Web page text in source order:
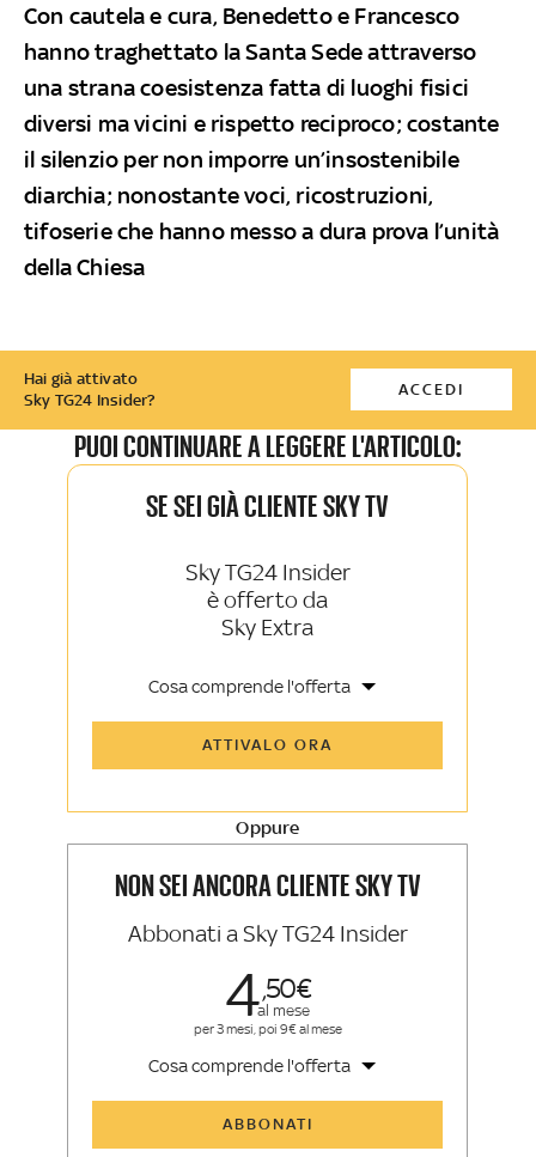
Con cautela e cura, Benedetto e Francesco
hanno traghettato la Santa Sede attraverso
una strana coesistenza fatta di luoghi fisici
diversi ma vicini e rispetto reciproco; costante
il silenzio per non imporre un’insostenibile
diarchia; nonostante voci, ricostruzioni,
tifoserie che hanno messo a dura prova l’unità
della Chiesa
Hai già attivato
Sky TG24 Insider?
ACCEDI
PUOI CONTINUARE A LEGGERE L'ARTICOLO:
SE SEI GIÀ CLIENTE SKY TV
Sky TG24 Insider
è offerto da
Sky Extra
Cosa comprende l'offerta
Sky Sport Insider
La newsletter esclusiva di Sky TG24
ATTIVALO ORA
Oppure
NON SEI ANCORA CLIENTE SKY TV
Abbonati a Sky TG24 Insider
450
al mese
per 3 mesi, poi 9€ al mese
Cosa comprende l'offerta
ABBONATI